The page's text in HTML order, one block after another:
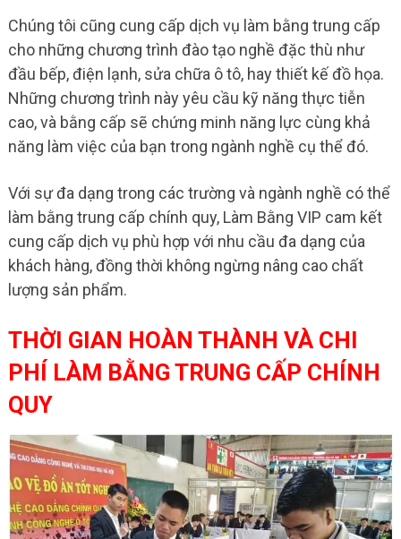
Chúng tôi cũng cung cấp dịch vụ làm bằng trung cấp
cho những chương trình đào tạo nghề đặc thù như
đầu bếp, điện lạnh, sửa chữa ô tô, hay thiết kế đồ họa.
Những chương trình này yêu cầu kỹ năng thực tiễn
cao, và bằng cấp sẽ chứng minh năng lực cùng khả
năng làm việc của bạn trong ngành nghề cụ thể đó.
Với sự đa dạng trong các trường và ngành nghề có thể
làm bằng trung cấp chính quy, Làm Bằng VIP cam kết
cung cấp dịch vụ phù hợp với nhu cầu đa dạng của
khách hàng, đồng thời không ngừng nâng cao chất
lượng sản phẩm.
THỜI GIAN HOÀN THÀNH VÀ CHI
PHÍ LÀM BẰNG TRUNG CẤP CHÍNH
QUY